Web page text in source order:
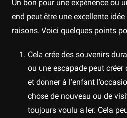
Un bon pour une expérience ou
end peut être une excellente
raisons. Voici quelques points
Cela crée des souvenirs
ou une escapade peut
et donner à l’enfant
chose de nouveau ou de
toujours voulu aller. Cela